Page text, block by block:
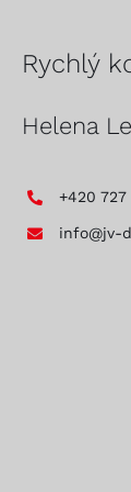
Rychlý
Helena
+420
info@jv-